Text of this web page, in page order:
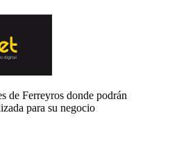
de Ferreyros donde podrán
para su negocio